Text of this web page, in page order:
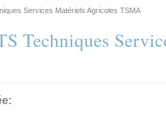
Services Matériels Agricoles TSMA
Techniques